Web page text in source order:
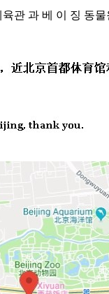
관 과 베 이 징 동물